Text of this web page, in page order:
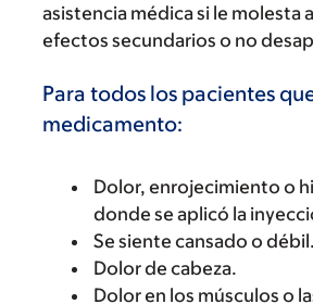
asistencia médica si le molesta
efectos secundarios o no
Para todos los pacientes
medicamento:
Dolor, enrojecimiento o
donde se aplicó la
Se siente cansado o débil.
Dolor de cabeza.
Dolor en los músculos o